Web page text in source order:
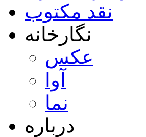
نقد مکتوب
نگارخانه
عکس
آوا
نما
درباره